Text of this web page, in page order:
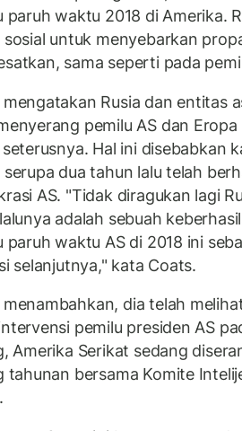
paruh waktu 2018 di Amerika.
sosial untuk menyebarkan
sama seperti pada
Rusia dan entitas
pemilu AS dan
Hal ini disebabkan
serupa dua tahun lalu telah
AS. "Tidak diragukan lagi
adalah sebuah
paruh waktu AS di 2018 ini
selanjutnya," kata Coats.
dia telah
pemilu presiden AS
Amerika Serikat sedang
tahunan bersama Komite